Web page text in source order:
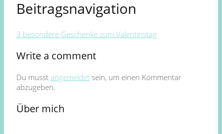
Beitragsnavigation
3 besondere Geschenke zum Valentinstag
Write a comment
Du musst angemeldet sein, um einen Kommentar
abzugeben.
Über mich